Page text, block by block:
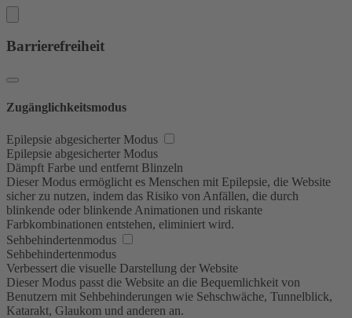
Barrierefreiheit
Zugänglichkeitsmodus
Epilepsie abgesicherter Modus
Epilepsie abgesicherter Modus
Dämpft Farbe und entfernt Blinzeln
Dieser Modus ermöglicht es Menschen mit Epilepsie, die Website
sicher zu nutzen, indem das Risiko von Anfällen, die durch
blinkende oder blinkende Animationen und riskante
Farbkombinationen entstehen, eliminiert wird.
Sehbehindertenmodus
Sehbehindertenmodus
Verbessert die visuelle Darstellung der Website
Dieser Modus passt die Website an die Bequemlichkeit von
Benutzern mit Sehbehinderungen wie Sehschwäche, Tunnelblick,
Katarakt, Glaukom und anderen an.